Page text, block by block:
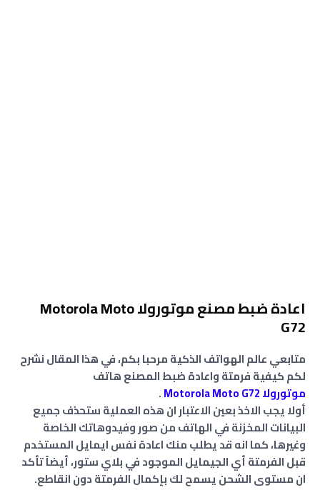
اعادة ضبط مصنع موتورولا Motorola Moto
G72
متابعي عالم الهواتف الذكية مرحبا بكم، في هذا المقال نشرح
لكم كيفية فرمتة واعادة ضبط المصنع هاتف
موتورولا Motorola Moto G72
.
أولا يجب الاخذ بعين الاعتبار ان هذه العملية ستحذف جميع
البيانات المخزنة في الهاتف من صور وفيدوهاتك الخاصة
وغيرها، كما انه قد يطلب منك اعادة نفس ايمايل المستخدم
قبل الفرمتة أي الجيمايل الموجود في بلاي ستور، أيضاً تأكد
ان مستوى الشحن يسمح لك بإكمال الفرمتة دون انقاطع.